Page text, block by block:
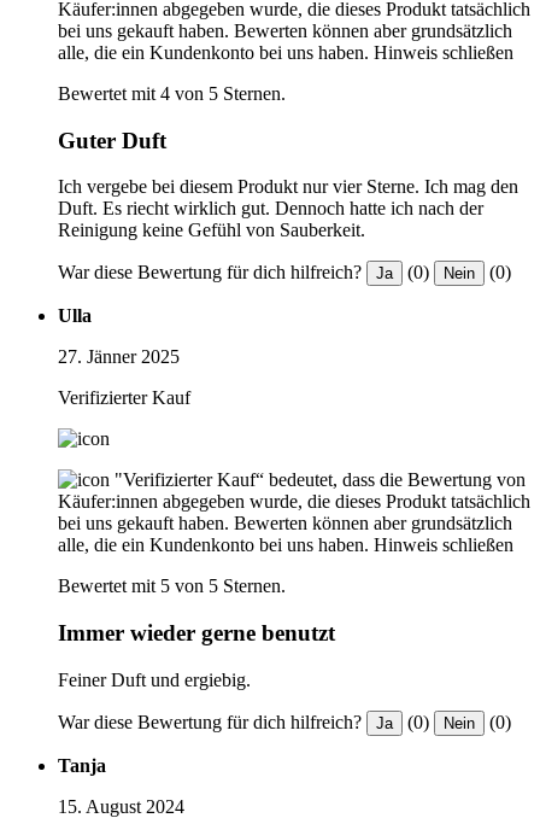
Käufer:innen abgegeben wurde, die dieses Produkt tatsächlich
bei uns gekauft haben. Bewerten können aber grundsätzlich
alle, die ein Kundenkonto bei uns haben. Hinweis schließen
Bewertet mit 4 von 5 Sternen.
Guter Duft
Ich vergebe bei diesem Produkt nur vier Sterne. Ich mag den
Duft. Es riecht wirklich gut. Dennoch hatte ich nach der
Reinigung keine Gefühl von Sauberkeit.
War diese Bewertung für dich hilfreich? Ja (0) Nein (0)
Ulla
27. Jänner 2025
Verifizierter Kauf
"Verifizierter Kauf“ bedeutet, dass die Bewertung von
Käufer:innen abgegeben wurde, die dieses Produkt tatsächlich
bei uns gekauft haben. Bewerten können aber grundsätzlich
alle, die ein Kundenkonto bei uns haben. Hinweis schließen
Bewertet mit 5 von 5 Sternen.
Immer wieder gerne benutzt
Feiner Duft und ergiebig.
War diese Bewertung für dich hilfreich? Ja (0) Nein (0)
Tanja
15. August 2024